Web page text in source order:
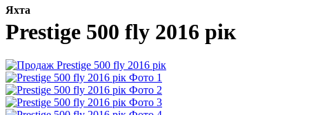
Яхта
Prestige 500 fly 2016 рік